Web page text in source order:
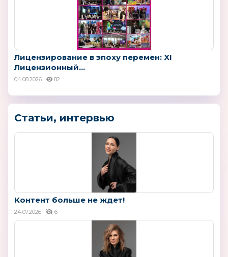
Лицензирование в эпоху перемен: XI
Лицензионный...
04.08.2026 82
Статьи, интервью
Контент больше не ждет!
24.07.2026 6